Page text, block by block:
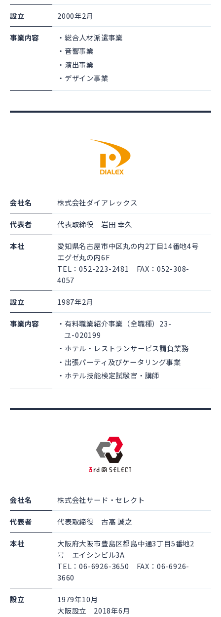
設立 2000年2月
事業内容
総合人材派遣事業
音響事業
演出事業
デザイン事業
会社名 株式会社ダイアレックス
代表者 代表取締役 岩田 幸久
本社
愛知県名古屋市中区丸の内2丁目14番地4号
エグゼ丸の内6F
TEL：052-223-2481 FAX：052-308-
4057
設立 1987年2月
事業内容
有料職業紹介事業（全職種）23-
ユ-020199
ホテル・レストランサービス請負業務
出張パーティ及びケータリング事業
ホテル技能検定試験官・講師
会社名 株式会社サード・セレクト
代表者 代表取締役 古高 誠之
本社
大阪府大阪市豊島区都島中通3丁目5番地2
号 エイシンビル3A
TEL：06-6926-3650 FAX：06-6926-
3660
設立
1979年10月
大阪設立 2018年6月